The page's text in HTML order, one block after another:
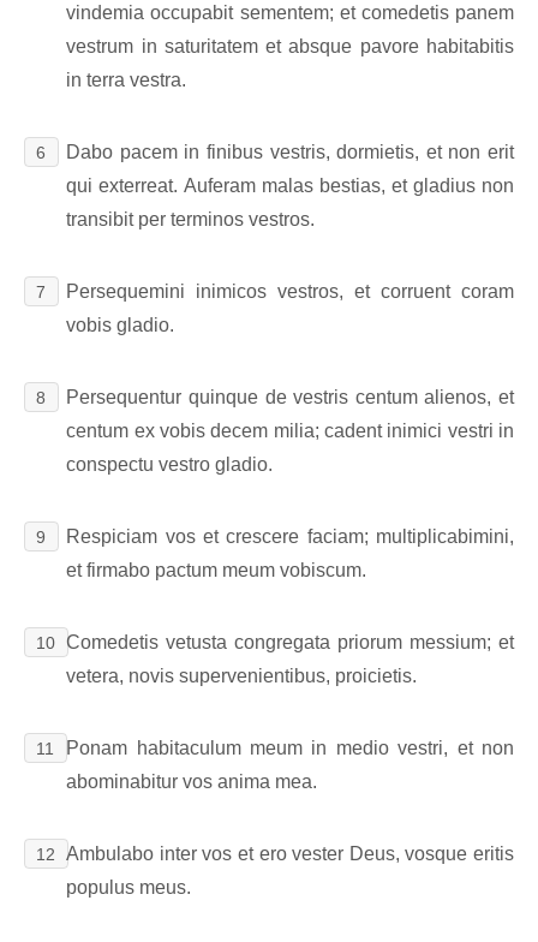
vindemia occupabit sementem; et comedetis panem
vestrum in saturitatem et absque pavore habitabitis
in terra vestra.
6
Dabo pacem in finibus vestris, dormietis, et non erit
qui exterreat. Auferam malas bestias, et gladius non
transibit per terminos vestros.
7
Persequemini inimicos vestros, et corruent coram
vobis gladio.
8
Persequentur quinque de vestris centum alienos, et
centum ex vobis decem milia; cadent inimici vestri in
conspectu vestro gladio.
9
Respiciam vos et crescere faciam; multiplicabimini,
et firmabo pactum meum vobiscum.
10 Comedetis vetusta congregata priorum messium; et
vetera, novis supervenientibus, proicietis.
11
Ponam habitaculum meum in medio vestri, et non
abominabitur vos anima mea.
12
Ambulabo inter vos et ero vester Deus, vosque eritis
populus meus.